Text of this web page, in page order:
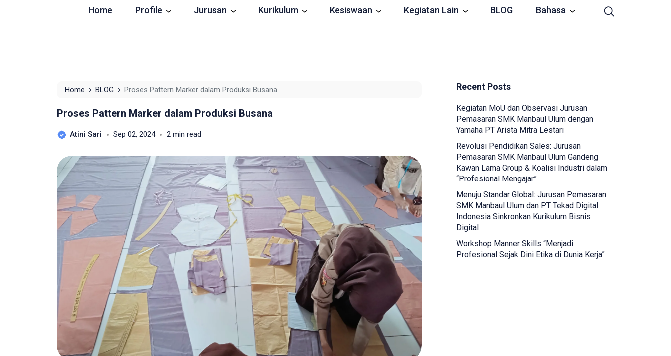
Home Profile Jurusan Kurikulum Kesiswaan Kegiatan Lain BLOG Bahasa
Home › BLOG › Proses Pattern Marker dalam Produksi Busana
Proses Pattern Marker dalam Produksi Busana
Atini Sari Sep 02, 2024 2 min read
Recent Posts
Kegiatan MoU dan Observasi Jurusan
Pemasaran SMK Manbaul Ulum dengan
Yamaha PT Arista Mitra Lestari
Revolusi Pendidikan Sales: Jurusan
Pemasaran SMK Manbaul Ulum Gandeng
Kawan Lama Group & Koalisi Industri dalam
“Profesional Mengajar”
Menuju Standar Global: Jurusan Pemasaran
SMK Manbaul Ulum dan PT Tekad Digital
Indonesia Sinkronkan Kurikulum Bisnis
Digital
Workshop Manner Skills “Menjadi
Profesional Sejak Dini Etika di Dunia Kerja”